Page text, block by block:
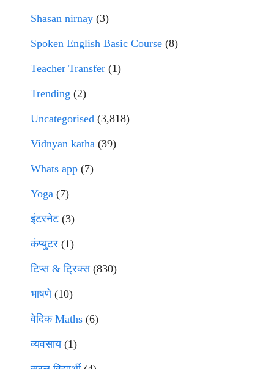
Shasan nirnay (3)
Spoken English Basic Course (8)
Teacher Transfer (1)
Trending (2)
Uncategorised (3,818)
Vidnyan katha (39)
Whats app (7)
Yoga (7)
इंटरनेट(3)
कंप्युटर (1)
टिप्स & ट्रिक्स(830)
भाषणे(10)
वेदिक Maths (6)
व्यवसाय(1)